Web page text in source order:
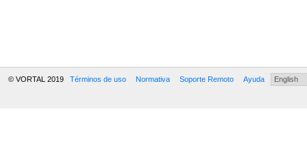
© VORTAL 2019 Términos de uso Normativa Soporte Remoto Ayuda